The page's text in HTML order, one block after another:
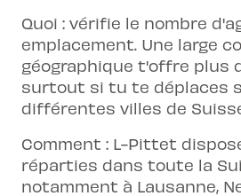
Quoi : vérifie le nombre
emplacement. Une large
géographique t'offre plus
surtout si tu te déplaces
différentes villes de
Comment : L-Pittet
réparties dans toute la
notamment à Lausanne,